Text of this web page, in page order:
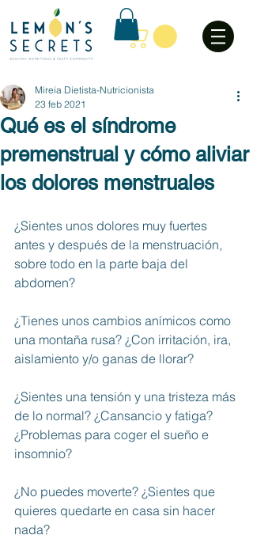
Qué es el síndrome
premenstrual y cómo aliviar
los dolores menstruales
Mireia Dietista-Nutricionista
23 feb 2021
¿Sientes unos dolores muy fuertes
antes y después de la menstruación,
sobre todo en la parte baja del
abdomen?
¿Tienes unos cambios anímicos como
una montaña rusa? ¿Con irritación, ira,
aislamiento y/o ganas de llorar?
¿Sientes una tensión y una tristeza más
de lo normal? ¿Cansancio y fatiga?
¿Problemas para coger el sueño e
insomnio?
¿No puedes moverte? ¿Sientes que
quieres quedarte en casa sin hacer
nada?